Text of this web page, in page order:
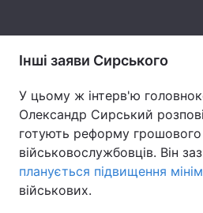
Послуги
Інші заяви Сирського
У цьому ж інтерв'ю
Олександр Сирський
готують реформу грошового
військовослужбовців. Він
планується підвищення
військових.